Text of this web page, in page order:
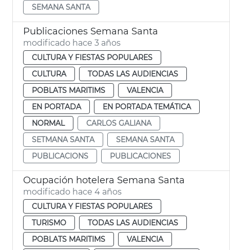
SEMANA SANTA
Publicaciones Semana Santa
modificado hace 3 años
CULTURA Y FIESTAS POPULARES
CULTURA
TODAS LAS AUDIENCIAS
POBLATS MARITIMS
VALENCIA
EN PORTADA
EN PORTADA TEMÁTICA
NORMAL
CARLOS GALIANA
SETMANA SANTA
SEMANA SANTA
PUBLICACIONS
PUBLICACIONES
Ocupación hotelera Semana Santa
modificado hace 4 años
CULTURA Y FIESTAS POPULARES
TURISMO
TODAS LAS AUDIENCIAS
POBLATS MARITIMS
VALENCIA